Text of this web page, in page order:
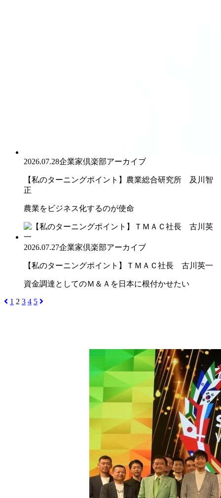
2026.07.28企業家倶楽部アーカイブ
【私のターニングポイント】農業総合研究所 及川智
正
農業をビジネス化するのが使命
2026.07.27企業家倶楽部アーカイブ
【私のターニングポイント】ＴＭＡＣ社長 古川英一
資金調達としてのＭ＆Ａを日本に根付かせたい
1 2 3 4 5